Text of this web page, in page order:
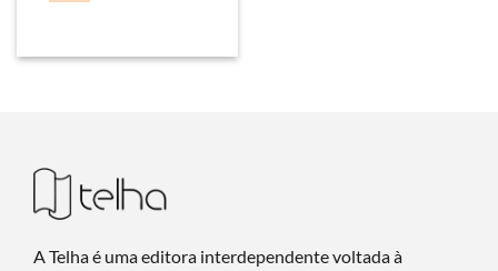
A Telha é uma editora interdependente voltada à